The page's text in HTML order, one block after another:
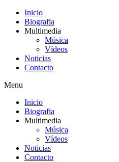
Inicio
Biografia
Multimedia
Música
Vídeos
Noticias
Contacto
Menu
Inicio
Biografia
Multimedia
Música
Vídeos
Noticias
Contacto